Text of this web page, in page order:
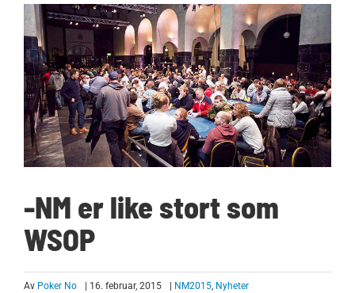
-NM er like stort som
WSOP
Av Poker No | 16. februar, 2015 NM2015, Nyheter